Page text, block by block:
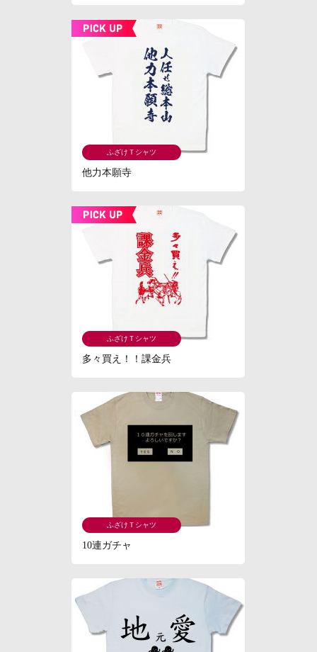
ふざけＴシャツ
他力本願寺
ふざけＴシャツ
多々買え！！課金兵
ふざけＴシャツ
10連ガチャ